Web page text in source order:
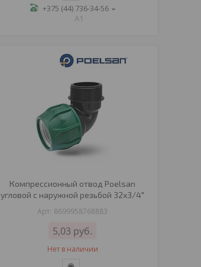
+375 (44) 736-34-56
A1
Компрессионный отвод Poelsan
угловой с наружной резьбой 32х3/4"
8699958768883
5,03 руб.
Нет в наличии